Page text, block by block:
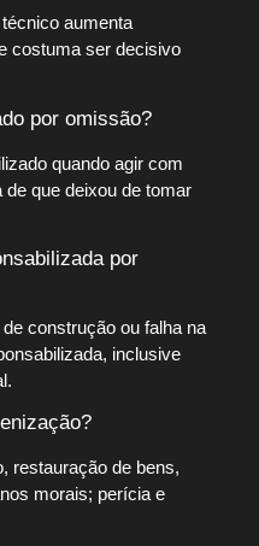
aumenta
costuma ser decisivo
por omissão?
quando agir com
de que deixou de tomar
por
construção ou falha na
inclusive
restauração de bens,
morais; perícia e